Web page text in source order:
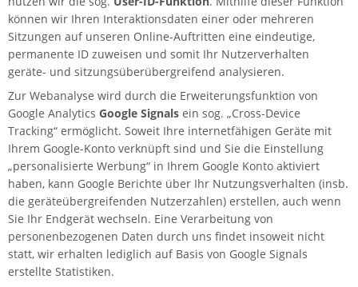
können wir Ihren Interaktionsdaten einer oder mehreren
Sitzungen auf unseren Online-Auftritten eine eindeutige,
permanente ID zuweisen und somit Ihr Nutzerverhalten
geräte- und sitzungsüberübergreifend analysieren.
Zur Webanalyse wird durch die Erweiterungsfunktion von
Google Analytics Google Signals ein sog. „Cross-Device
Tracking“ ermöglicht. Soweit Ihre internetfähigen Geräte mit
Ihrem Google-Konto verknüpft sind und Sie die Einstellung
„personalisierte Werbung“ in Ihrem Google Konto aktiviert
haben, kann Google Berichte über Ihr Nutzungsverhalten (insb.
die geräteübergreifenden Nutzerzahlen) erstellen, auch wenn
Sie Ihr Endgerät wechseln. Eine Verarbeitung von
personenbezogenen Daten durch uns findet insoweit nicht
statt, wir erhalten lediglich auf Basis von Google Signals
erstellte Statistiken.